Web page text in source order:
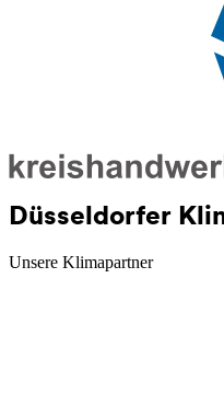
Düsseldorfer
Unsere Klimapartner